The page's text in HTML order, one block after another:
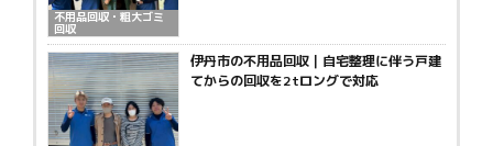
不用品回収・粗大ゴミ
回収
伊丹市の不用品回収｜自宅整理に伴う戸建
てからの回収を2tロングで対応